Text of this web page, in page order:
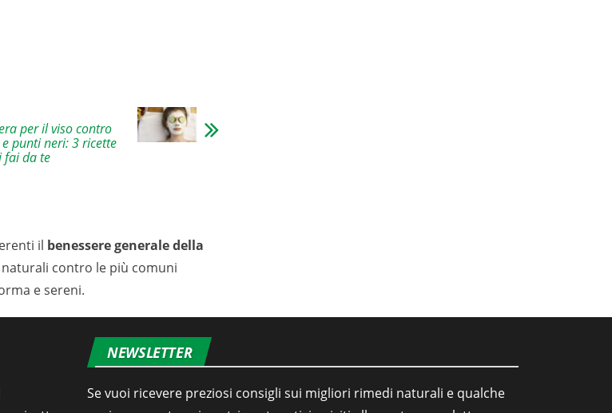
per il viso contro
punti neri: 3 ricette
fai da te
il benessere generale della
contro le più comuni
e sereni.
NEWSLETTER
Se vuoi ricevere preziosi consigli sui migliori rimedi naturali e qualche